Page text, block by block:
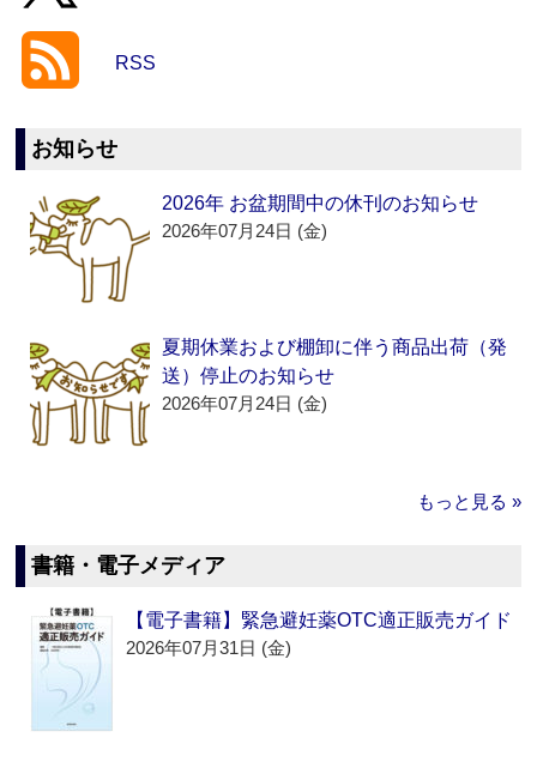
RSS
お知らせ
2026年 お盆期間中の休刊のお知らせ
2026年07月24日 (金)
夏期休業および棚卸に伴う商品出荷（発
送）停止のお知らせ
2026年07月24日 (金)
もっと見る »
書籍・電子メディア
【電子書籍】緊急避妊薬OTC適正販売ガイド
2026年07月31日 (金)